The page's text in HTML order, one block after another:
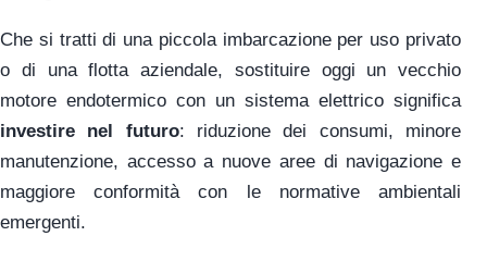
Che si tratti di una piccola imbarcazione per uso privato
o di una flotta aziendale, sostituire oggi un vecchio
motore endotermico con un sistema elettrico significa
investire nel futuro: riduzione dei consumi, minore
manutenzione, accesso a nuove aree di navigazione e
maggiore conformità con le normative ambientali
emergenti.